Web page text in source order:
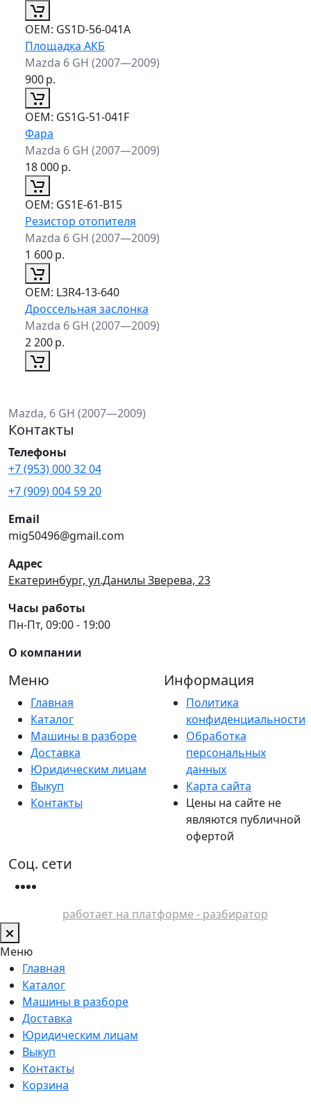
ОЕМ: GS1D-56-041A
Площадка АКБ
Mazda 6 GH (2007—2009)
900р.
ОЕМ: GS1G-51-041F
Фара
Mazda 6 GH (2007—2009)
18 000р.
ОЕМ: GS1E-61-B15
Резистор отопителя
Mazda 6 GH (2007—2009)
1 600р.
ОЕМ: L3R4-13-640
Дроссельная заслонка
Mazda 6 GH (2007—2009)
2 200р.
Mazda, 6 GH (2007—2009)
Контакты
Телефоны
+7 (953) 000 32 04
+7 (909) 004 59 20
Email
mig50496@gmail.com
Адрес
Екатеринбург, ул.Данилы Зверева, 23
Часы работы
Пн-Пт, 09:00 - 19:00
О компании
Меню
Главная
Каталог
Машины в разборе
Доставка
Юридическим лицам
Выкуп
Контакты
Информация
Политика
конфиденциальности
Обработка
персональных
данных
Карта сайта
Цены на сайте не
являются публичной
офертой
Соц. сети
работает на платформе - разбиратор
Меню
Главная
Каталог
Машины в разборе
Доставка
Юридическим лицам
Выкуп
Контакты
Корзина